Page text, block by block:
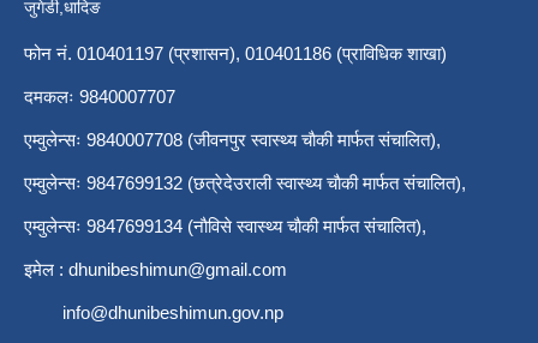
जुगेडी,धादिङ
फोन नं. 010401197 (प्रशासन), 010401186 (प्राविधिक शाखा)
दमकलः 9840007707
एम्वुलेन्सः 9840007708 (जीवनपुर स्वास्थ्य चाैकी मार्फत संचालित),
एम्वुलेन्सः 9847699132 (छत्रेदेउराली स्वास्थ्य चाैकी मार्फत संचालित),
एम्वुलेन्सः 9847699134 (नाैविसे स्वास्थ्य चाैकी मार्फत संचालित),
इमेल : dhunibeshimun@gmail.com
info@dhunibeshimun.gov.np